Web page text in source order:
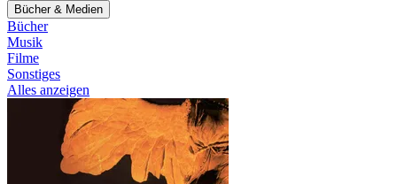
Bücher & Medien
Bücher
Musik
Filme
Sonstiges
Alles anzeigen